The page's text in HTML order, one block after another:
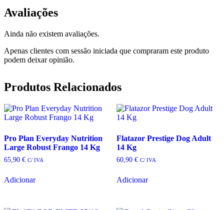
Avaliações
Ainda não existem avaliações.
Apenas clientes com sessão iniciada que compraram este produto
podem deixar opinião.
Produtos Relacionados
Pro Plan Everyday Nutrition
Large Robust Frango 14 Kg
65,90 € C/ IVA
Adicionar
Flatazor Prestige Dog Adult
14 Kg
60,90 € C/ IVA
Adicionar